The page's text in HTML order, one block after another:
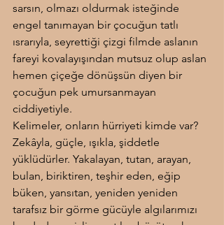
sarsın, olmazı oldurmak isteğinde
engel tanımayan bir çocuğun tatlı
ısrarıyla, seyrettiği çizgi filmde aslanın
fareyi kovalayışından mutsuz olup aslan
hemen çiçeğe dönüşsün diyen bir
çocuğun pek umursanmayan
ciddiyetiyle.
Kelimeler, onların hürriyeti kimde var?
Zekâyla, güçle, ışıkla, şiddetle
yüklüdürler. Yakalayan, tutan, arayan,
bulan, biriktiren, teşhir eden, eğip
büken, yansıtan, yeniden yeniden
tarafsız bir görme gücüyle algılarımızı